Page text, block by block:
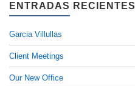
ENTRADAS RECIENTES
Garcia Villullas
Client Meetings
Our New Office